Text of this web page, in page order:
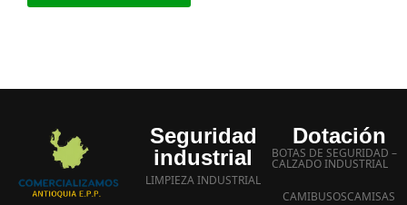
Seguridad
industrial
LIMPIEZA INDUSTRIAL
Dotación
BOTAS DE SEGURIDAD –
CALZADO INDUSTRIAL
CAMIBUSOSCAMISAS